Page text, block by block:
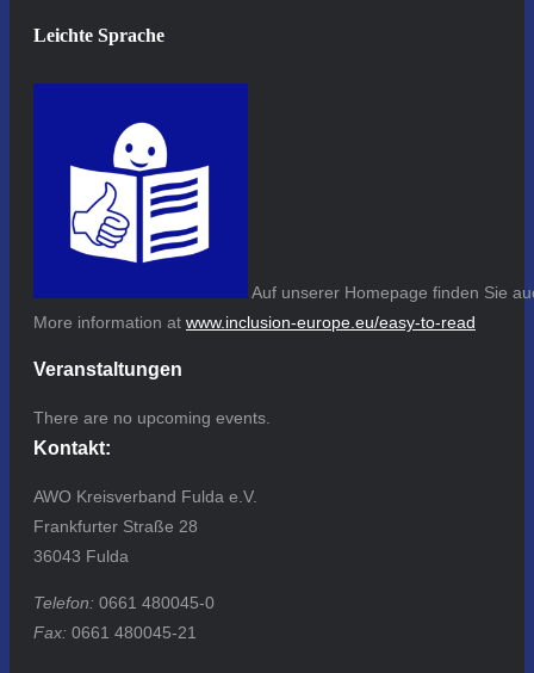
Leichte Sprache
Auf unserer Homepage finden Sie
More information at www.inclusion-europe.eu/easy-to-read
Veranstaltungen
There are no upcoming events.
Kontakt:
AWO Kreisverband Fulda e.V.
Frankfurter Straße 28
36043 Fulda
Telefon: 0661 480045-0
Fax: 0661 480045-21